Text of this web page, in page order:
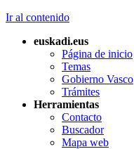
Ir al contenido
euskadi.eus
Página de inicio
Temas
Gobierno Vasco
Trámites
Herramientas
Contacto
Buscador
Mapa web